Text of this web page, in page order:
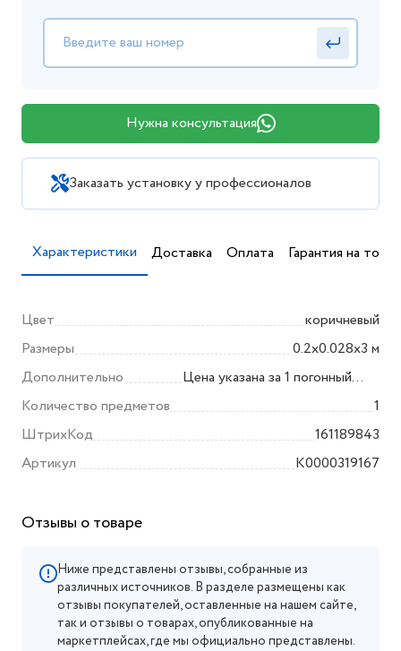
Нужна консультация
Заказать установку у профессионалов
Характеристики Доставка Оплата Гарантия на товар
Цвет
коричневый
Размеры
0.2x0.028x3 м
Дополнительно
Цена указана за 1 погонный
Количество предметов
1
ШтрихКод
161189843
Артикул
K0000319167
Отзывы о товаре
Ниже представлены отзывы, собранные из
различных источников. В разделе размещены как
отзывы покупателей, оставленные на нашем сайте,
так и отзывы о товарах, опубликованные на
маркетплейсах, где мы официально представлены.